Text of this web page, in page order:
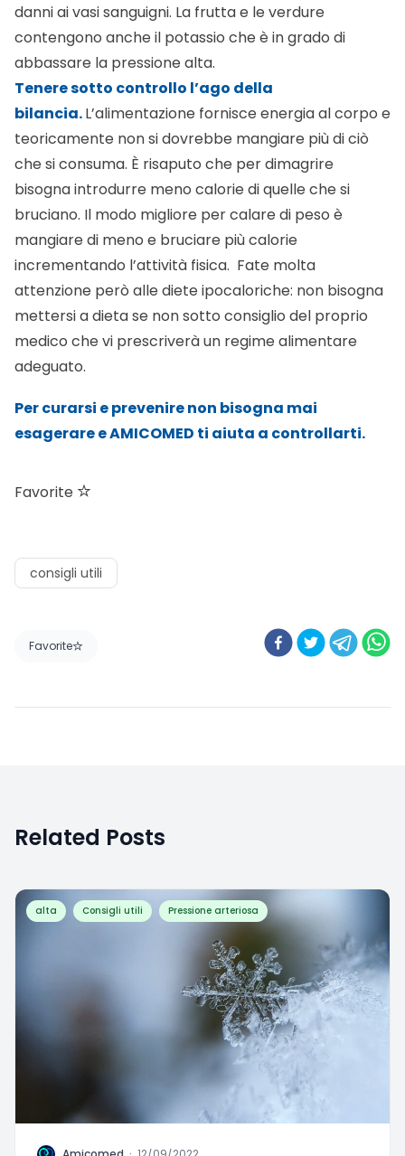
danni ai vasi sanguigni. La frutta e le verdure
contengono anche il potassio che è in grado di
abbassare la pressione alta.
Tenere sotto controllo l’ago della
bilancia.L’alimentazione fornisce energia al corpo e
teoricamente non si dovrebbe mangiare più di ciò
che si consuma. È risaputo che per dimagrire
bisogna introdurre meno calorie di quelle che si
bruciano. Il modo migliore per calare di peso è
mangiare di meno e bruciare più calorie
incrementando l’attività fisica. Fate molta
attenzione però alle diete ipocaloriche: non bisogna
mettersi a dieta se non sotto consiglio del proprio
medico che vi prescriverà un regime alimentare
adeguato.
Per curarsi e prevenire non bisogna mai
esagerare e AMICOMED ti aiuta a controllarti.
Favorite
consigli utili
Favorite
Related Posts
alta Consigli utili Pressione arteriosa